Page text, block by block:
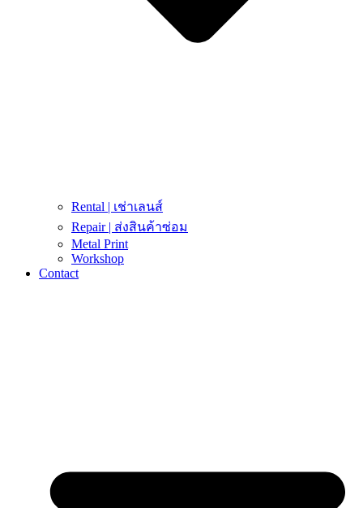
Rental | เช่าเลนส์
Repair | ส่งสินค้าซ่อม
Metal Print
Workshop
Contact